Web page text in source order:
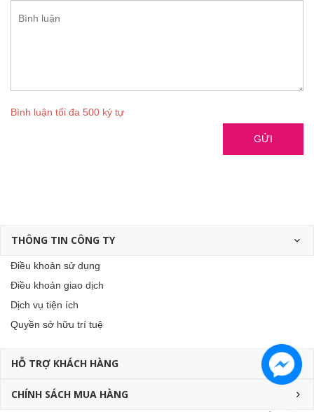
Bình luận tối đa 500 ký tự
GỬI
THÔNG TIN CÔNG TY
Điều khoản sử dụng
Điều khoản giao dịch
Dịch vụ tiện ích
Quyền sở hữu trí tuệ
HỖ TRỢ KHÁCH HÀNG
CHÍNH SÁCH MUA HÀNG